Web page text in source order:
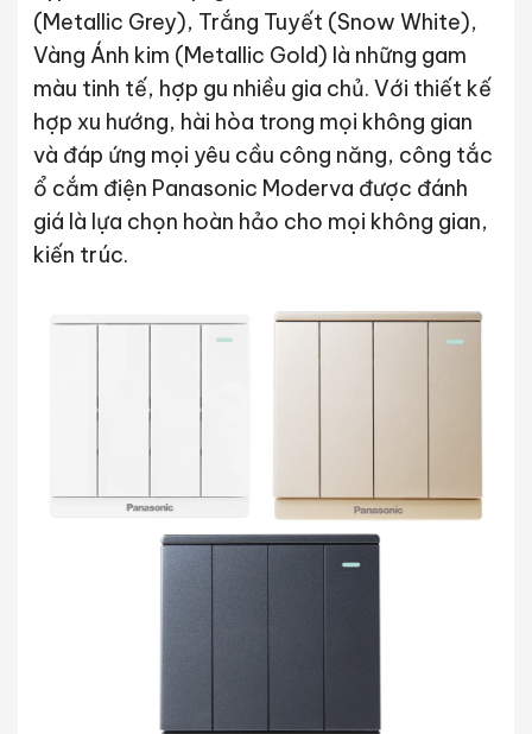
(Metallic Grey), Trắng Tuyết (Snow White),
Vàng Ánh kim (Metallic Gold) là những gam
màu tinh tế, hợp gu nhiều gia chủ. Với thiết kế
hợp xu hướng, hài hòa trong mọi không gian
và đáp ứng mọi yêu cầu công năng, công tắc
ổ cắm điện Panasonic Moderva được đánh
giá là lựa chọn hoàn hảo cho mọi không gian,
kiến trúc.